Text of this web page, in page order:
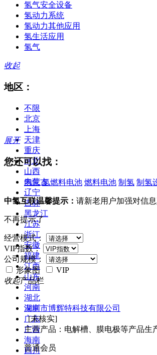
氢气安全设备
氢动力系统
氢动力其他应用
氢生活应用
氢气
收起
地区：
不限
北京
上海
天津
重庆
河北
山西
内蒙古
辽宁
吉林
黑龙江
江苏
浙江
安徽
福建
江西
山东
河南
湖北
湖南
广东
广西
海南
四川
展开
您还可以找：
氢气 氢燃料电池 燃料电池 制氢 制氢
中氢互联温馨提示： 请新老用户加强对信
不再提示了
经营模式：
VIP指数：
公司规模：
形象图
VIP
收起产品栏
深圳市博辉特科技有限公司
[未核实]
主营产品：电解槽、膜电极等产品生
普通会员